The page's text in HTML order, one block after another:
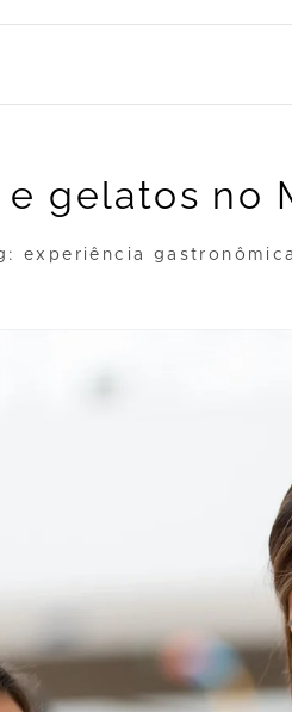
gelatos no
experiência